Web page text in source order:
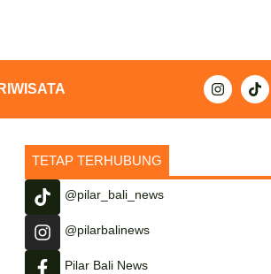
TETAP TERHUBUNG
@pilar_bali_news
@pilarbalinews
Pilar Bali News